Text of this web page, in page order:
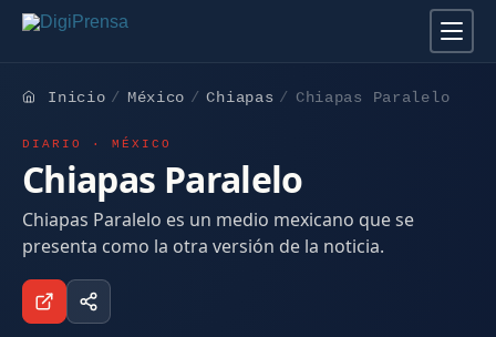
Inicio México Chiapas Chiapas Paralelo
DIARIO · MÉXICO
Chiapas Paralelo
Chiapas Paralelo es un medio mexicano que se
presenta como la otra versión de la noticia.